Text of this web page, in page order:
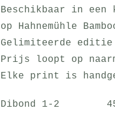
Beschikbaar in
op Hahnemühle
Gelimiteerde editie
Prijs loopt op
Elke print is
Dibond 1-2